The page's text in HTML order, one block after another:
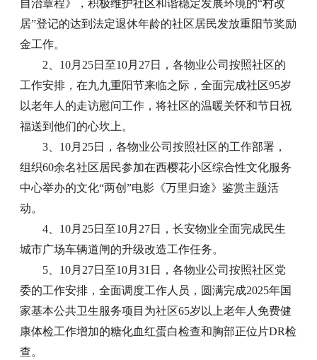
自治章程》，积极维护社区和谐稳定发展环境的“村改
居”登记的达到法定退休年龄的社区居民发放重阳节奖励
金工作。
2、10月25日至10月27日，各物业公司按照社区的
工作安排，在九九重阳节来临之际，全面完成社区95岁
以老年人的走访慰问工作，将社区的温暖关怀和节日祝
福送到他们的心坎上。
3、10月25日，各物业公司按照社区的工作部署，
组织60余名社区居民参加在西樱花小区综合性文化服务
中心举办的文化“两创”电影《万里归途》鉴赏主题活
动。
4、10月25日至10月27日，长安物业全面完成民生
城市广场车辆道闸的升级改造工作任务。
5、10月27日至10月31日，各物业公司按照社区党
委的工作安排，全面调度工作人员，圆满完成2025年国
家基本公共卫生服务项目为社区65岁以上老年人免费健
康体检工作增加的糖化血红蛋白检查和胸部正位片DR检
查。